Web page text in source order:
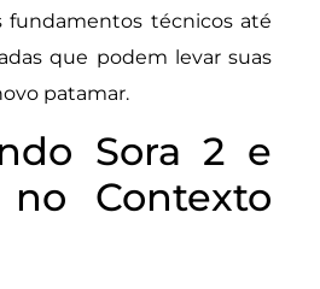
fundamentos técnicos até
que podem levar suas
patamar.
Sora 2 e
no Contexto